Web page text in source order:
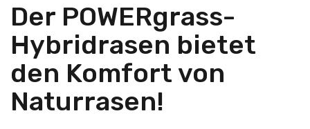
Der POWERgrass-
Hybridrasen bietet
den Komfort von
Naturrasen!